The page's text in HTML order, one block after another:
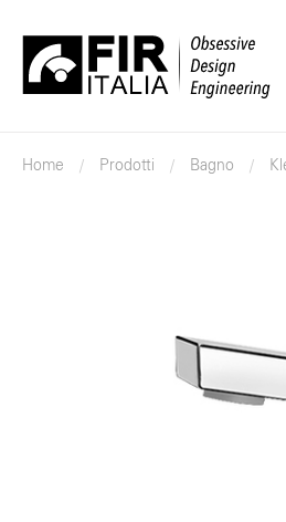
Home Prodotti Bagno